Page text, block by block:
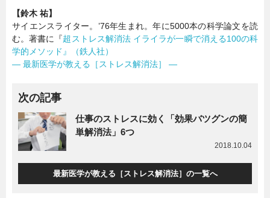
【鈴木 祐】
サイエンスライター。’76年生まれ。年に5000本の科学論文を読
む。著書に『超ストレス解消法 イライラが一瞬で消える100の科
学的メソッド』（鉄人社）
― 最新医学が教える［ストレス解消法］ ―
次の記事
仕事のストレスに効く「効果バツグンの簡
単解消法」6つ
2018.10.04
最新医学が教える［ストレス解消法］の一覧へ